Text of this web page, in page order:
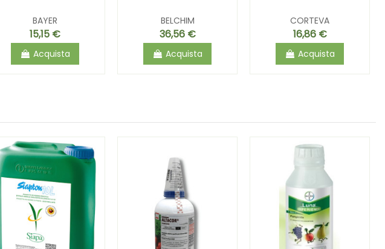
BAYER
15,15 €
Acquista
BELCHIM
36,56 €
Acquista
CORTEVA
16,86 €
Acquista